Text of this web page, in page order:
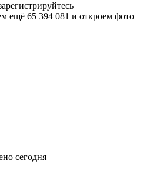
ещё 65 394 081 и откроем фото
сегодня